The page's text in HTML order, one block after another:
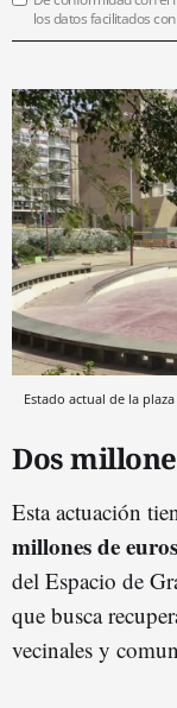
los datos facilitados
Estado actual de la
Dos
Esta actuación
millones de euros
del Espacio de
que busca
vecinales y